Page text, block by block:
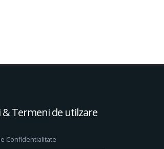
& Termeni de utilzare
Confidentialitate